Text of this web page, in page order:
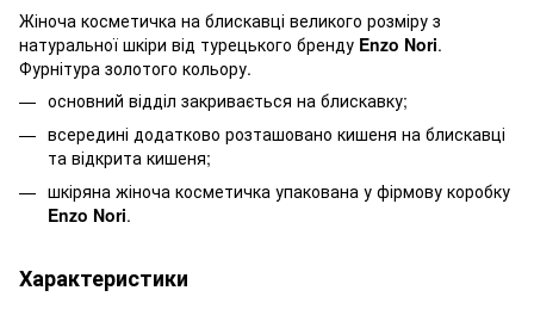
Жіноча косметичка на блискавці великого розміру з
натуральної шкіри від турецького бренду Enzo Nori.
Фурнітура золотого кольору.
основний відділ закривається на блискавку;
всередині додатково розташовано кишеня на блискавці
та відкрита кишеня;
шкіряна жіноча косметичка упакована у фірмову коробку
Enzo Nori.
Характеристики